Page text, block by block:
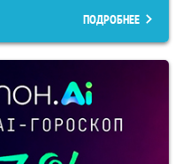
ПОДРОБНЕЕ